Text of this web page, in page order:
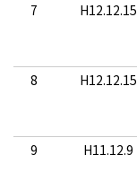
7
H12.12.15
8
H12.12.15
9
H11.12.9